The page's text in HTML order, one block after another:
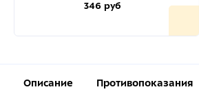
346 руб
Описание Противопоказания